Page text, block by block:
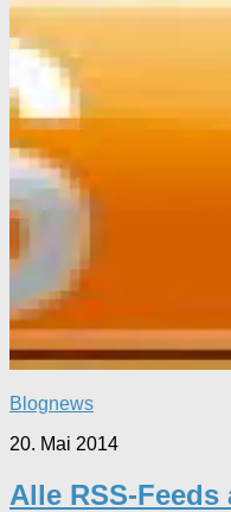
Blognews
20. Mai 2014
Alle RSS-